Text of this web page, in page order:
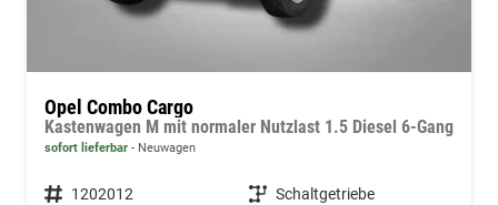
Opel Combo Cargo
Kastenwagen M mit normaler Nutzlast 1.5 Diesel 6-Gang
sofort lieferbar Neuwagen
Fahrzeugnummer 1202012 Getriebe Schaltgetriebe